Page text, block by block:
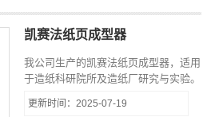
凯赛法纸页成型器
我公司生产的凯赛法纸页成型器，适用
于造纸科研院所及造纸厂研究与实验。
燥器上干燥后再进行纸样物理强度的检
更新时间：2025-07-19